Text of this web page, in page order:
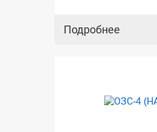
Подробнее